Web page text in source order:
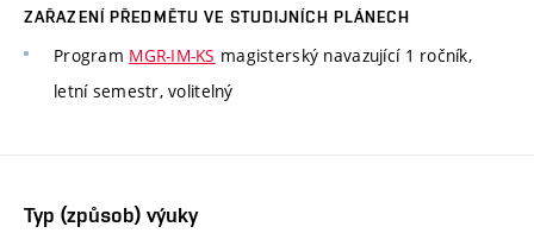
ZAŘAZENÍ PŘEDMĚTU VE STUDIJNÍCH PLÁNECH
Program MGR-IM-KS magisterský navazující 1 ročník,
letní semestr, volitelný
Typ (způsob) výuky